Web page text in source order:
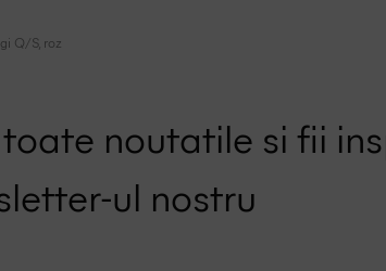
Q/S, roz
noutatile si fii
ul nostru